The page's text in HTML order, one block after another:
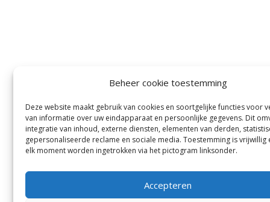
Beheer cookie toestemming
Deze website maakt gebruik van cookies en soortgelijke functies voor
van informatie over uw eindapparaat en persoonlijke gegevens. Dit
integratie van inhoud, externe diensten, elementen van derden,
gepersonaliseerde reclame en sociale media. Toestemming is vrijwillig
elk moment worden ingetrokken via het pictogram linksonder.
Accepteren